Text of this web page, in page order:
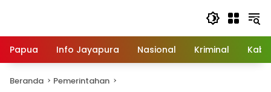
Papua
Info Jayapura Nasional Kriminal
Beranda Pemerintahan